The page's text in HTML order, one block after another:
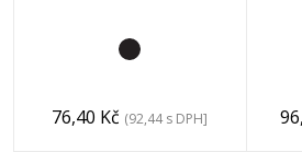
76,40 Kč (92,44 s DPH]